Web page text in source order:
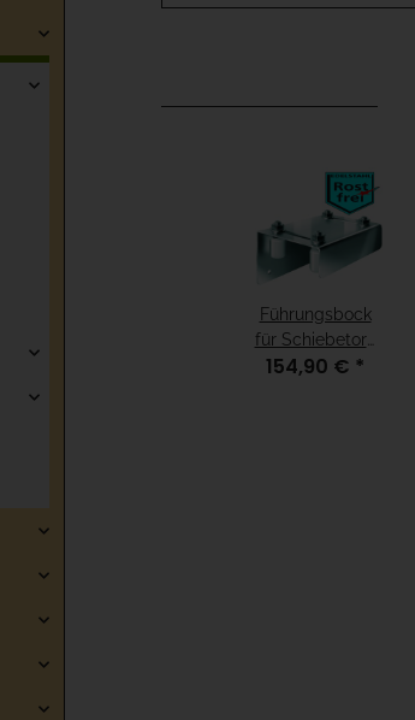
Führungsbock
für Schiebetore
(5) VA
154,90 € *